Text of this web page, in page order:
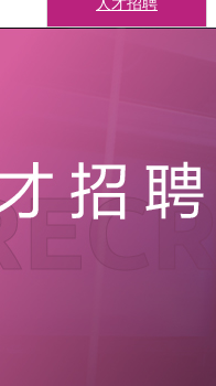
人才招聘